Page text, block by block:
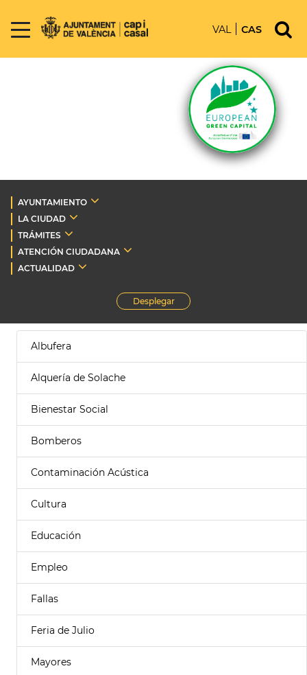
VAL CAS
AYUNTAMIENTO
LA CIUDAD
TRÁMITES
ATENCIÓN CIUDADANA
ACTUALIDAD
Desplegar
Albufera
Alquería de Solache
Bienestar Social
Bomberos
Contaminación Acústica
Cultura
Educación
Empleo
Fallas
Feria de Julio
Mayores